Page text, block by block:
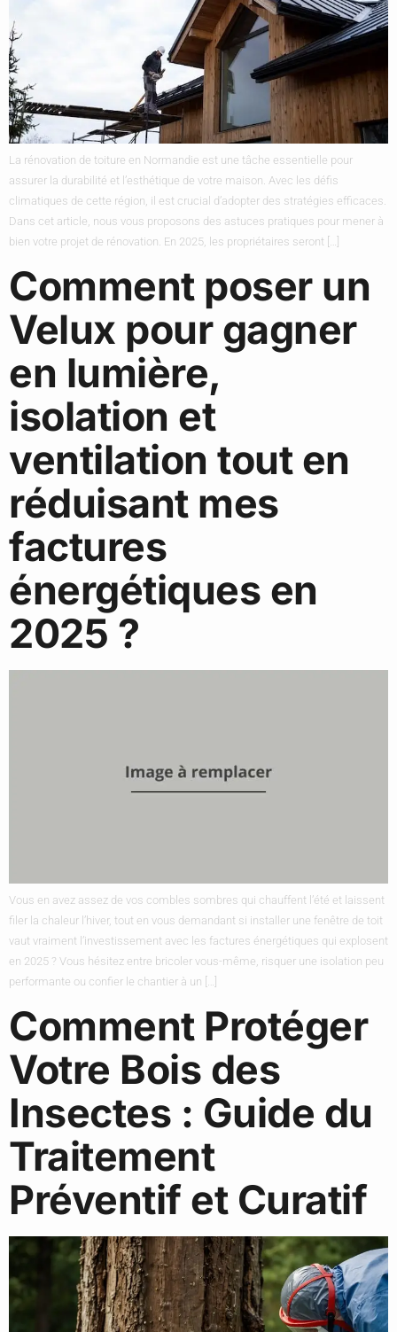
La rénovation de toiture en Normandie est une tâche essentielle pour
assurer la durabilité et l’esthétique de votre maison. Avec les défis
climatiques de cette région, il est crucial d’adopter des stratégies efficaces.
Dans cet article, nous vous proposons des astuces pratiques pour mener à
bien votre projet de rénovation. En 2025, les propriétaires seront […]
Comment poser un
Velux pour gagner
en lumière,
isolation et
ventilation tout en
réduisant mes
factures
énergétiques en
2025 ?
Vous en avez assez de vos combles sombres qui chauffent l’été et laissent
filer la chaleur l’hiver, tout en vous demandant si installer une fenêtre de toit
vaut vraiment l’investissement avec les factures énergétiques qui explosent
en 2025 ? Vous hésitez entre bricoler vous-même, risquer une isolation peu
performante ou confier le chantier à un […]
Comment Protéger
Votre Bois des
Insectes : Guide du
Traitement
Préventif et Curatif